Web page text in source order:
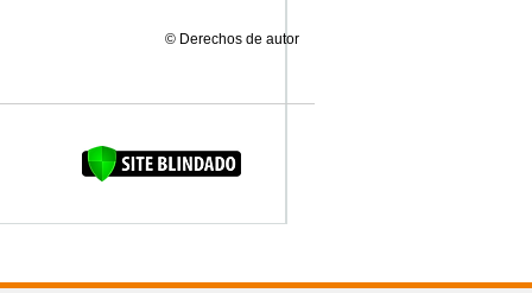
© Derechos de autor